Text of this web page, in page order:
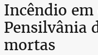
Incêndio em
Pensilvânia
mortas